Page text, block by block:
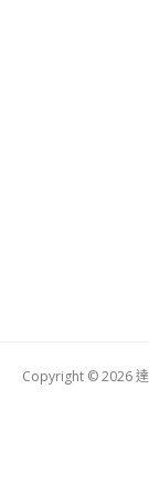
Copyright © 2026